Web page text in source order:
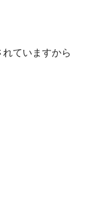
ていますから